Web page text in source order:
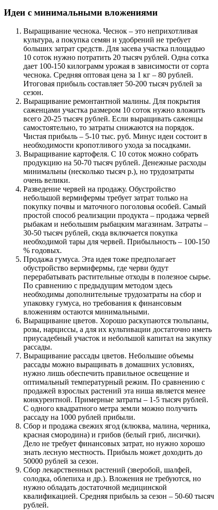
Идеи с минимальными вложениями
Выращивание чеснока. Чеснок – это неприхотливая
культура, а покупка семян и удобрений не требует
больших затрат средств. Для засева участка площадью
10 соток нужно потратить 20 тысяч рублей. Одна сотка
дает 100-150 килограмм урожая в зависимости от сорта
чеснока. Средняя оптовая цена за 1 кг – 80 рублей.
Итоговая прибыль составляет 50-200 тысяч рублей за
сезон.
Выращивание ремонтантной малины. Для покрытия
саженцами участка размером 10 соток нужно вложить
всего 20-25 тысяч рублей. Если выращивать саженцы
самостоятельно, то затраты снижаются на порядок.
Чистая прибыль – 5-10 тыс. руб. Минус идеи состоит в
необходимости кропотливого ухода за посадками.
Выращивание картофеля. С 10 соток можно собрать
продукцию на 50-70 тысяч рублей. Денежные расходы
минимальны (несколько тысяч р.), но трудозатраты
очень велики.
Разведение червей на продажу. Обустройство
небольшой вермифермы требует затрат только на
покупку почвы и маточного поголовья особей. Самый
простой способ реализации продукта – продажа червей
рыбакам и небольшим рыбацким магазинам. Затраты –
30-50 тысяч рублей, сюда включается покупка
необходимой тары для червей. Прибыльность – 100-150
% годовых.
Продажа гумуса. Эта идея тоже предполагает
обустройство вермифермы, где черви будут
перерабатывать растительные отходы в полезное сырье.
По сравнению с предыдущим методом здесь
необходимы дополнительные трудозатраты на сбор и
упаковку гумуса, но требования к финансовым
вложениям остаются минимальными.
Выращивание цветов. Хорошо раскупаются тюльпаны,
розы, нарциссы, а для их культивации достаточно иметь
приусадебный участок и небольшой капитал на закупку
рассады.
Выращивание рассады цветов. Небольшие объемы
рассады можно выращивать в домашних условиях,
нужно лишь обеспечить правильное освещение и
оптимальный температурный режим. По сравнению с
продажей взрослых растений эта ниша является менее
конкурентной. Примерные затраты – 1-5 тысяч рублей.
С одного квадратного метра земли можно получить
рассаду на 1000 рублей прибыли.
Сбор и продажа свежих ягод (клюква, малина, черника,
красная смородина) и грибов (белый гриб, лисички).
Дело не требует финансовых затрат, но нужно хорошо
знать лесную местность. Прибыль может доходить до
50000 рублей за сезон.
Сбор лекарственных растений (зверобой, шалфей,
солодка, облепиха и др.). Вложения не требуются, но
нужно обладать достаточной медицинской
квалификацией. Средняя прибыль за сезон – 50-60 тысяч
рублей.